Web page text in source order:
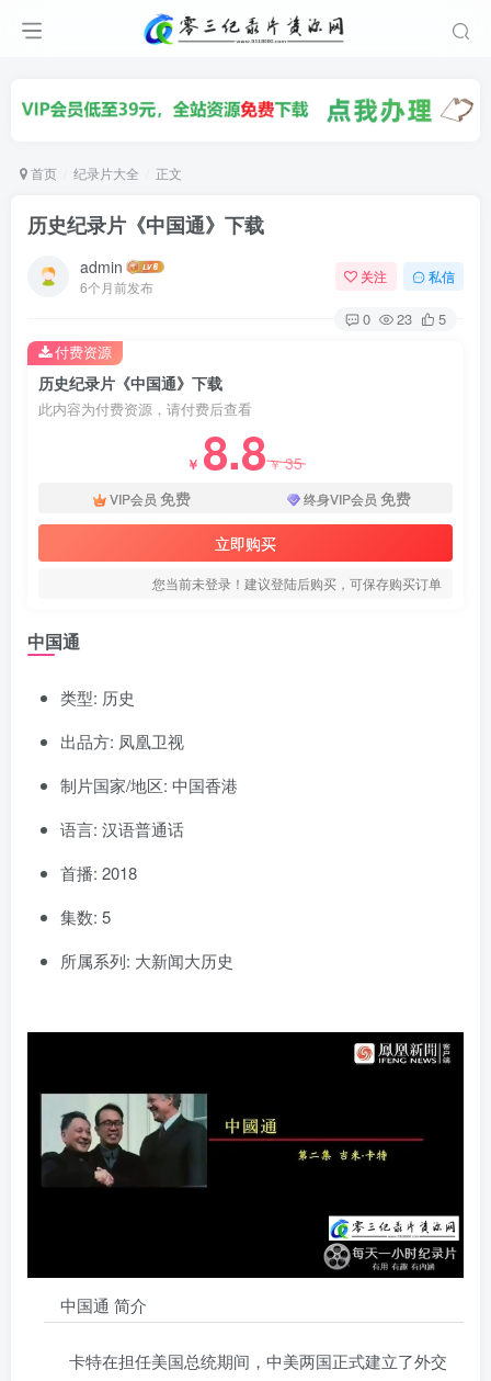
首页 纪录片大全 正文
历史纪录片《中国通》下载
admin
6个月前发布
关注 私信
0 23 5
历史纪录片《中国通》下载
此内容为付费资源，请付费后查看
￥ 8.8￥35
VIP会员 免费 终身VIP会员 免费
立即购买
您当前未登录！建议登陆后购买，可保存购买订单
付费资源
中国通
类型: 历史
出品方: 凤凰卫视
制片国家/地区: 中国香港
语言: 汉语普通话
首播: 2018
集数: 5
所属系列: 大新闻大历史
中国通 简介
卡特在担任美国总统期间，中美两国正式建立了外交